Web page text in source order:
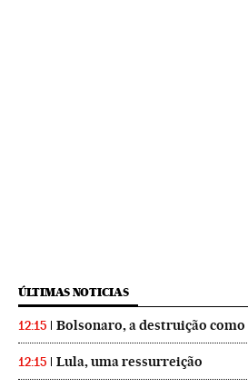
ÚLTIMAS NOTICIAS
12:15 Bolsonaro, a destruição
12:15 Lula, uma ressurreição